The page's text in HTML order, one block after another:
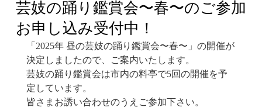
芸妓の踊り鑑賞会〜春〜のご参加
お申し込み受付中！
「2025年 昼の芸妓の踊り鑑賞会〜春〜」の開催が
決定しましたので、ご案内いたします。
芸妓の踊り鑑賞会は市内の料亭で5回の開催を予
定しています。
皆さまお誘い合わせのうえご参加下さい。